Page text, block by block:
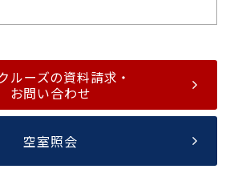
ルーズの資料請求・
お問い合わせ
空室照会